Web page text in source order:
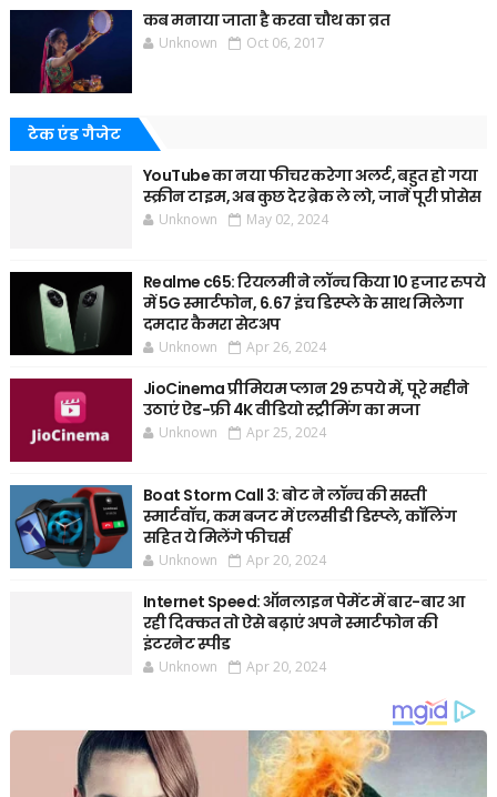
कब मनाया जाता है करवा चौथ का व्रत
Unknown Oct 06, 2017
टेक एंड गैजेट
YouTube का नया फीचर करेगा अलर्ट, बहुत हो गया
स्क्रीन टाइम, अब कुछ देर ब्रेक ले लो, जानें पूरी प्रोसेस
Unknown May 02, 2024
Realme c65: रियलमी ने लॉन्च किया 10 हजार रुपये
में 5G स्मार्टफोन, 6.67 इंच डिस्प्ले के साथ मिलेगा
दमदार कैमरा सेटअप
Unknown Apr 26, 2024
JioCinema प्रीमियम प्लान 29 रुपये में, पूरे महीने
उठाएं ऐड-फ्री 4K वीडियो स्ट्रीमिंग का मजा
Unknown Apr 25, 2024
Boat Storm Call 3: बोट ने लॉन्च की सस्ती
स्मार्टवॉच, कम बजट में एलसीडी डिस्प्ले, कॉलिंग
सहित ये मिलेंगे फीचर्स
Unknown Apr 20, 2024
Internet Speed: ऑनलाइन पेमेंट में बार-बार आ
रही दिक्कत तो ऐसे बढ़ाएं अपने स्मार्टफोन की
इंटरनेट स्पीड
Unknown Apr 20, 2024